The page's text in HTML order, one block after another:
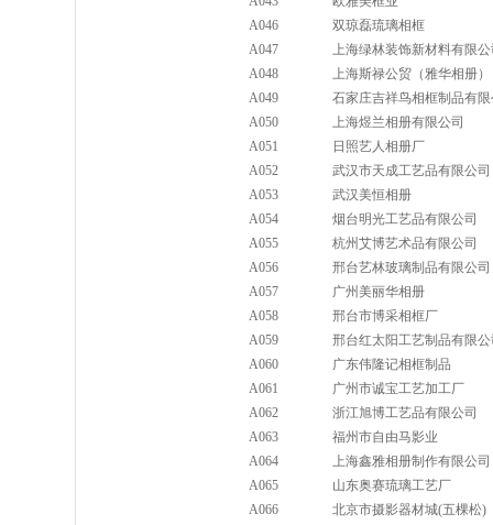
A046
双琼磊琉璃相框
A047
上海绿林装饰新材料有限
A048
上海斯禄公贸（雅华相册）
A049
石家庄吉祥鸟相框制品有
A050
上海煜兰相册有限公司
A051
日照艺人相册厂
A052
武汉市天成工艺品有限公司
A053
武汉美恒相册
A054
烟台明光工艺品有限公司
A055
杭州艾博艺术品有限公司
A056
邢台艺林玻璃制品有限公司
A057
广州美丽华相册
A058
邢台市博采相框厂
A059
邢台红太阳工艺制品有限
A060
广东伟隆记相框制品
A061
广州市诚宝工艺加工厂
A062
浙江旭博工艺品有限公司
A063
福州市自由马影业
A064
上海鑫雅相册制作有限公
A065
山东奥赛琉璃工艺厂
A066
北京市摄影器材城(五棵松)